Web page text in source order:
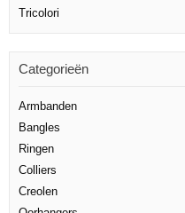
Tricolori
Categorieën
Armbanden
Bangles
Ringen
Colliers
Creolen